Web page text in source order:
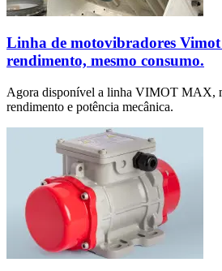
Linha de motovibradores
rendimento, mesmo consumo.
Agora disponível a linha VIMOT MAX,
rendimento e potência mecânica.